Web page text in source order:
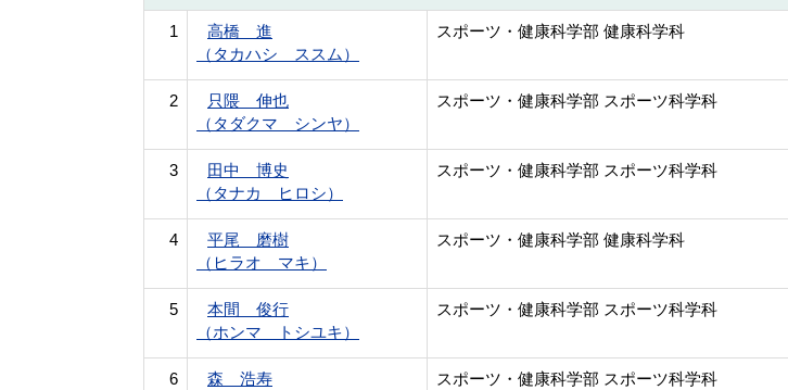
1
高橋 進
（タカハシ ススム）
スポーツ・健康科学部 健康科学科
2
只隈 伸也
（タダクマ シンヤ）
スポーツ・健康科学部 スポーツ科学科
3
田中 博史
（タナカ ヒロシ）
スポーツ・健康科学部 スポーツ科学科
4
平尾 磨樹
（ヒラオ マキ）
スポーツ・健康科学部 健康科学科
5
本間 俊行
（ホンマ トシユキ）
スポーツ・健康科学部 スポーツ科学科
6
森 浩寿
スポーツ・健康科学部 スポーツ科学科